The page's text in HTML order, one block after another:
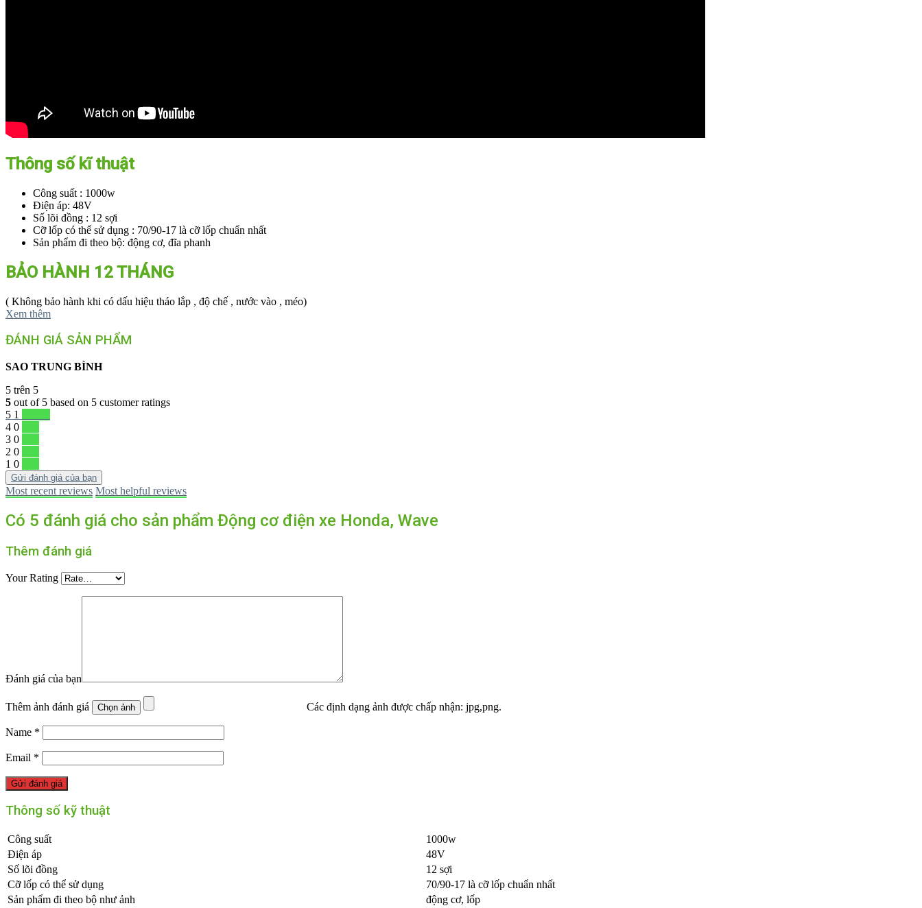
Thông số kĩ thuật
Công suất : 1000w
Điện áp: 48V
Số lõi đồng : 12 sợi
Cỡ lốp có thể sử dụng : 70/90-17 là cỡ lốp chuẩn nhất
Sản phẩm đi theo bộ: động cơ, đĩa phanh
BẢO HÀNH 12 THÁNG
( Không bảo hành khi có dấu hiệu tháo lắp , độ chế , nước vào , méo)
Xem thêm
ĐÁNH GIÁ SẢN PHẨM
SAO TRUNG BÌNH
5 trên 5
5 out of 5 based on 5 customer ratings
5 1
4 0
3 0
2 0
1 0
Gửi đánh giá của bạn
Most recent reviews Most helpful reviews
Có 5 đánh giá cho sản phẩm Động cơ điện xe Honda, Wave
Thêm đánh giá
Your Rating
Đánh giá của bạn
Thêm ảnh đánh giá Các định dạng ảnh được chấp nhận: jpg,png.
Name *
Email *
Thông số kỹ thuật
Công suất
1000w
Điện áp
48V
Số lõi đồng
12 sợi
Cỡ lốp có thể sử dụng
70/90-17 là cỡ lốp chuẩn nhất
Sản phẩm đi theo bộ như ảnh
động cơ, lốp